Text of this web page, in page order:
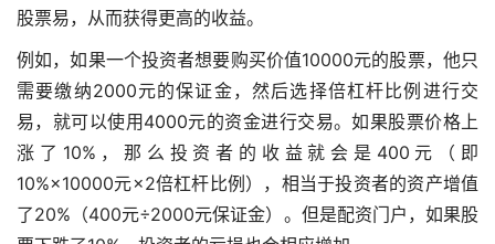
股票易，从而获得更高的收益。
例如，如果一个投资者想要购买价值10000元的股票，他只
需要缴纳2000元的保证金，然后选择倍杠杆比例进行交
易，就可以使用4000元的资金进行交易。如果股票价格上
涨了10%，那么投资者的收益就会是400元（即
10%×10000元×2倍杠杆比例），相当于投资者的资产增值
了20%（400元÷2000元保证金）。但是配资门户 ，如果股